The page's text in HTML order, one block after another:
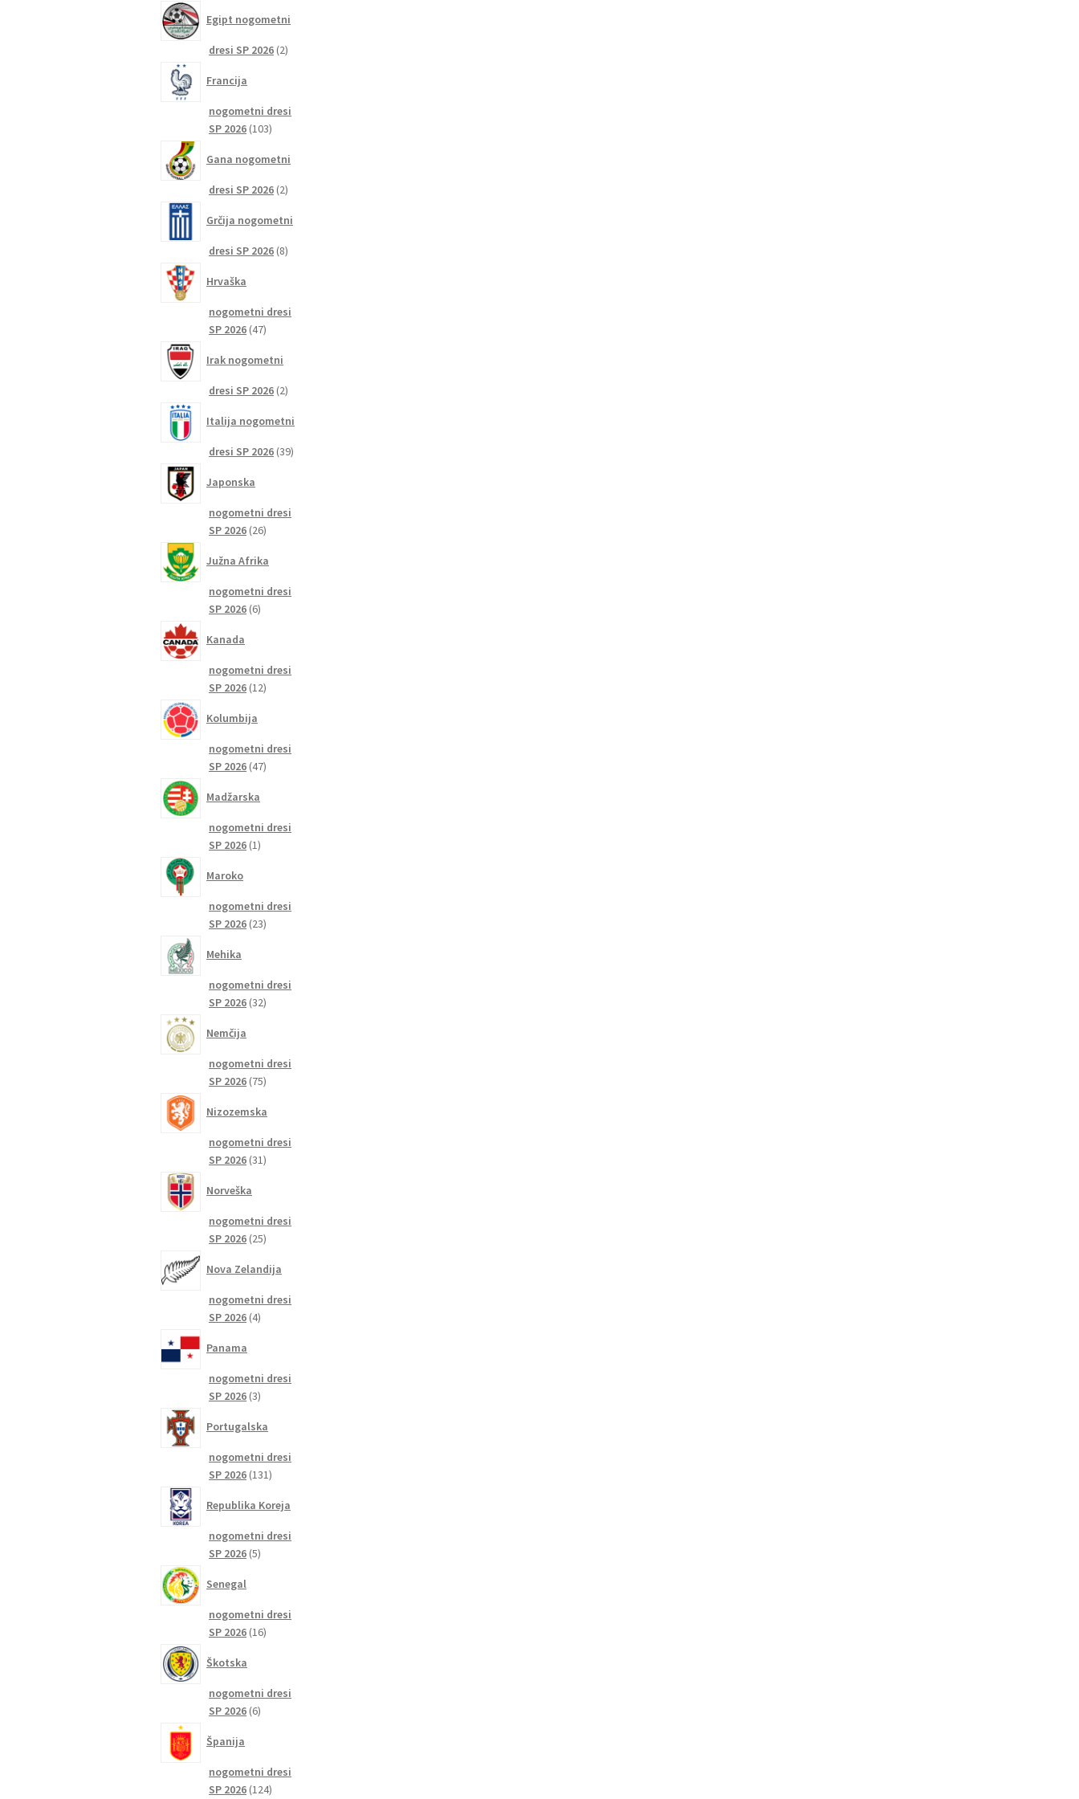
Egipt nogometni
dresi SP 2026 22
Francija
nogometni dresi
SP 2026 103103
Gana nogometni
dresi SP 2026 22
Grčija nogometni
dresi SP 2026 88
Hrvaška
nogometni dresi
SP 2026 4747
Irak nogometni
dresi SP 2026 22
Italija nogometni
dresi SP 2026 3939
Japonska
nogometni dresi
SP 2026 2626
Južna Afrika
nogometni dresi
SP 2026 66
Kanada
nogometni dresi
SP 2026 1212
Kolumbija
nogometni dresi
SP 2026 4747
Madžarska
nogometni dresi
SP 2026 11
Maroko
nogometni dresi
SP 2026 2323
Mehika
nogometni dresi
SP 2026 3232
Nemčija
nogometni dresi
SP 2026 7575
Nizozemska
nogometni dresi
SP 2026 3131
Norveška
nogometni dresi
SP 2026 2525
Nova Zelandija
nogometni dresi
SP 2026 44
Panama
nogometni dresi
SP 2026 33
Portugalska
nogometni dresi
SP 2026 131131
Republika Koreja
nogometni dresi
SP 2026 55
Senegal
nogometni dresi
SP 2026 1616
Škotska
nogometni dresi
SP 2026 66
Španija
nogometni dresi
SP 2026 124124